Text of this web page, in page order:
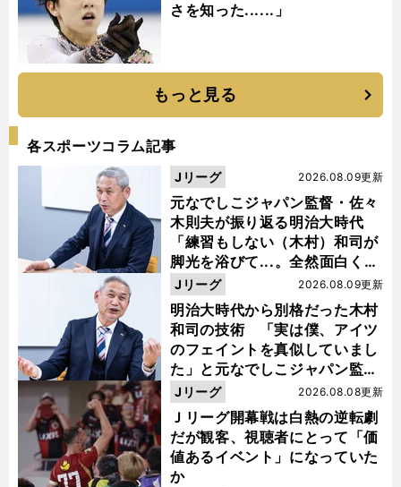
さを知った......」
もっと見る
各スポーツコラム記事
元なでしこジャパン監督・佐々
木則夫が振り返る明治大時代
「練習もしない（木村）和司が
脚光を浴びて...。全然面白くな
い４年間でした」
2026.08.09更新
Jリーグ
明治大時代から別格だった木村
和司の技術 「実は僕、アイツ
のフェイントを真似していまし
た」と元なでしこジャパン監
督・佐々木則夫
2026.08.09更新
Jリーグ
Ｊリーグ開幕戦は白熱の逆転劇
だが観客、視聴者にとって「価
値あるイベント」になっていた
か
2026.08.08更新
Jリーグ